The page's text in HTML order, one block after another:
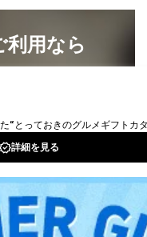
利用なら
題！
IOS